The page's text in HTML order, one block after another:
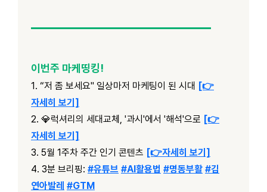
이번주 마케띵킹!
1. “저 좀 보세요" 일상마저 마케팅이 된 시대 [👉
자세히 보기]
2. 💎럭셔리의 세대교체, '과시'에서 '해석'으로 [👉
자세히 보기]
3. 5월 1주차 주간 인기 콘텐츠 [👉자세히 보기]
4. 3분 브리핑: #유튜브 #AI활용법 #명동부활 #김
연아발레 #GTM